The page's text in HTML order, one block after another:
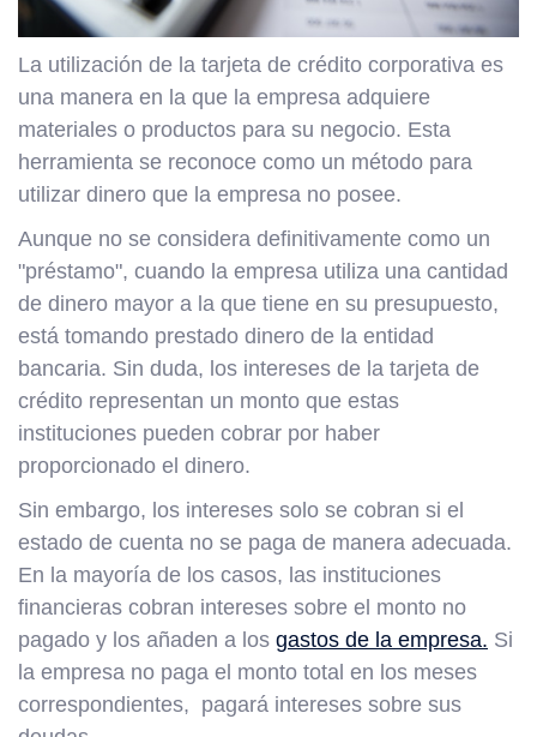
La utilización de la tarjeta de crédito corporativa es
una manera en la que la empresa adquiere
materiales o productos para su negocio. Esta
herramienta se reconoce como un método para
utilizar dinero que la empresa no posee.
Aunque no se considera definitivamente como un
"préstamo", cuando la empresa utiliza una cantidad
de dinero mayor a la que tiene en su presupuesto,
está tomando prestado dinero de la entidad
bancaria. Sin duda, los intereses de la tarjeta de
crédito representan un monto que estas
instituciones pueden cobrar por haber
proporcionado el dinero.
Sin embargo, los intereses solo se cobran si el
estado de cuenta no se paga de manera adecuada.
En la mayoría de los casos, las instituciones
financieras cobran intereses sobre el monto no
pagado y los añaden a los gastos de la empresa. Si
la empresa no paga el monto total en los meses
correspondientes, pagará intereses sobre sus